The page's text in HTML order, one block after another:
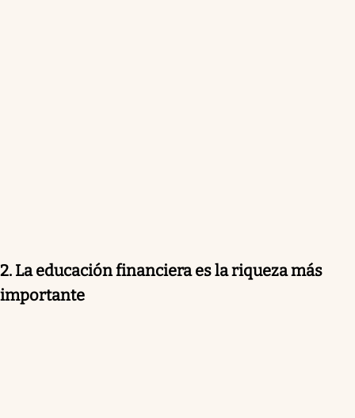
2. La educación financiera es la riqueza más
importante